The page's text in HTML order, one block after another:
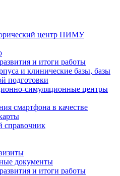
центр ПИМУ
и итоги работы
и клинические базы, базы
подготовки
симуляционные центры
смартфона в качестве
справочник
документы
и итоги работы